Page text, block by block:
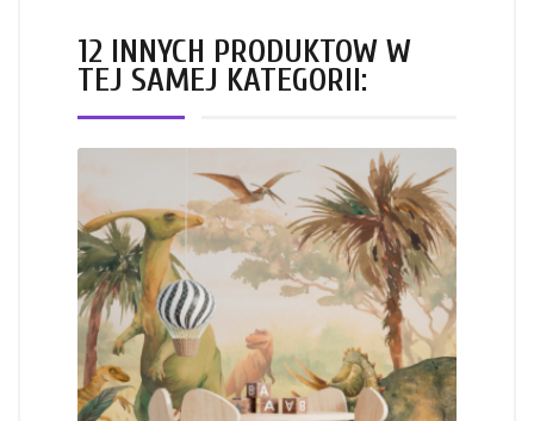
12 INNYCH PRODUKTÓW W
TEJ SAMEJ KATEGORII: